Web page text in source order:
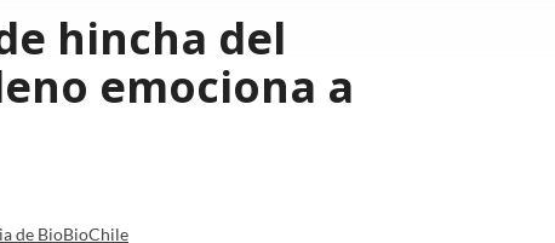
hincha del
emociona a
de BioBioChile